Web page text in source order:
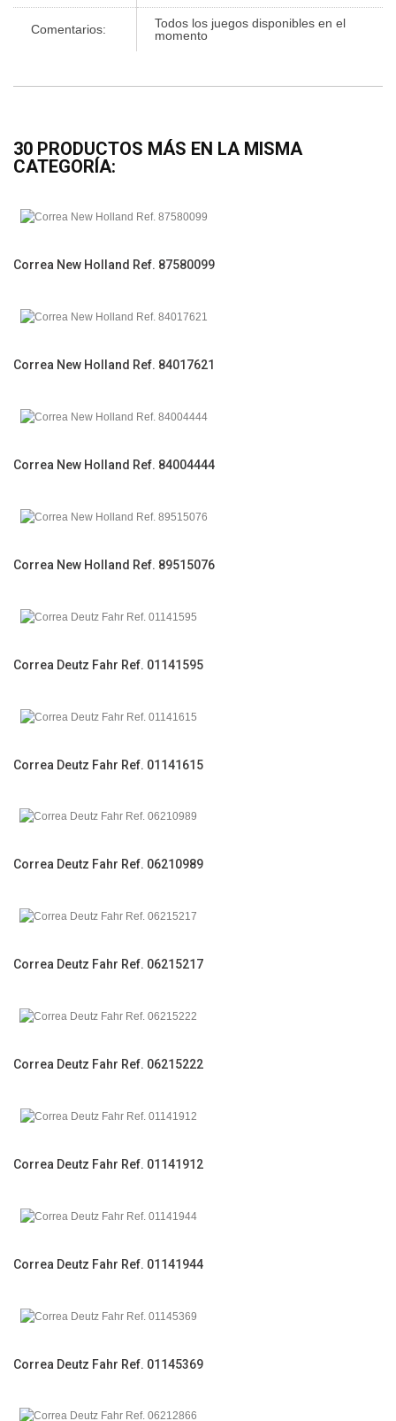
Comentarios:
Todos los juegos disponibles en el
momento
30 PRODUCTOS MÁS EN LA MISMA
CATEGORÍA:
Correa New Holland Ref. 87580099
Correa New Holland Ref. 84017621
Correa New Holland Ref. 84004444
Correa New Holland Ref. 89515076
Correa Deutz Fahr Ref. 01141595
Correa Deutz Fahr Ref. 01141615
Correa Deutz Fahr Ref. 06210989
Correa Deutz Fahr Ref. 06215217
Correa Deutz Fahr Ref. 06215222
Correa Deutz Fahr Ref. 01141912
Correa Deutz Fahr Ref. 01141944
Correa Deutz Fahr Ref. 01145369